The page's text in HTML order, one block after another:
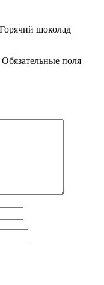
шоколад
Обязательные поля